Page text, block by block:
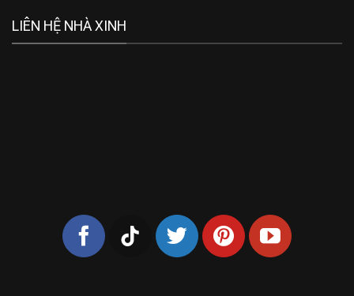
LIÊN HỆ NHÀ XINH